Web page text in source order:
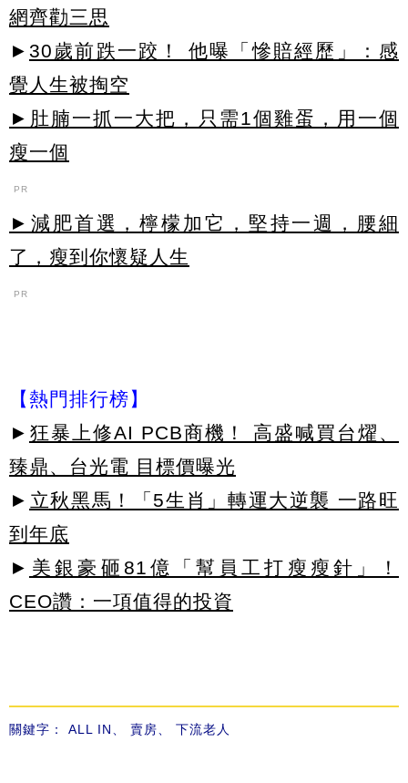
網齊勸三思
► 30歲前跌一跤！ 他曝「慘賠經歷」：感
覺人生被掏空
►肚腩一抓一大把，只需1個雞蛋，用一個
瘦一個
PR
►減肥首選，檸檬加它，堅持一週，腰細
了，瘦到你懷疑人生
PR
【熱門排行榜】
► 狂暴上修AI PCB商機！ 高盛喊買台燿、
臻鼎、台光電 目標價曝光
► 立秋黑馬！「5生肖」轉運大逆襲 一路旺
到年底
► 美銀豪砸81億「幫員工打瘦瘦針」！
CEO讚：一項值得的投資
關鍵字： ALL IN 賣房 下流老人